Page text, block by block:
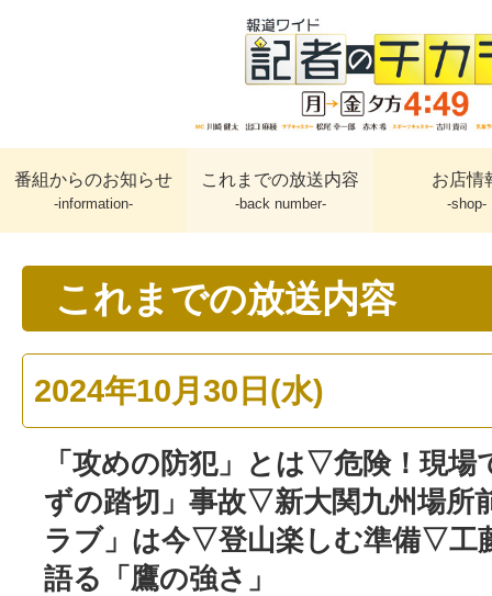
番組からのお知らせ
-information-
これまでの放送内容
-back number-
お店情
-shop-
これまでの放送内容
2024年10月30日(水)
「攻めの防犯」とは▽危険！現
ずの踏切」事故▽新大関九州場所
ラブ」は今▽登山楽しむ準備▽工
語る「鷹の強さ」